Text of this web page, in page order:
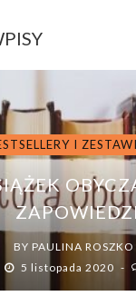
I
BY PAULINA ROSZKO
5 listopada 2020